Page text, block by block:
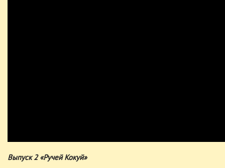
Выпуск 2 «Ручей Кокуй»